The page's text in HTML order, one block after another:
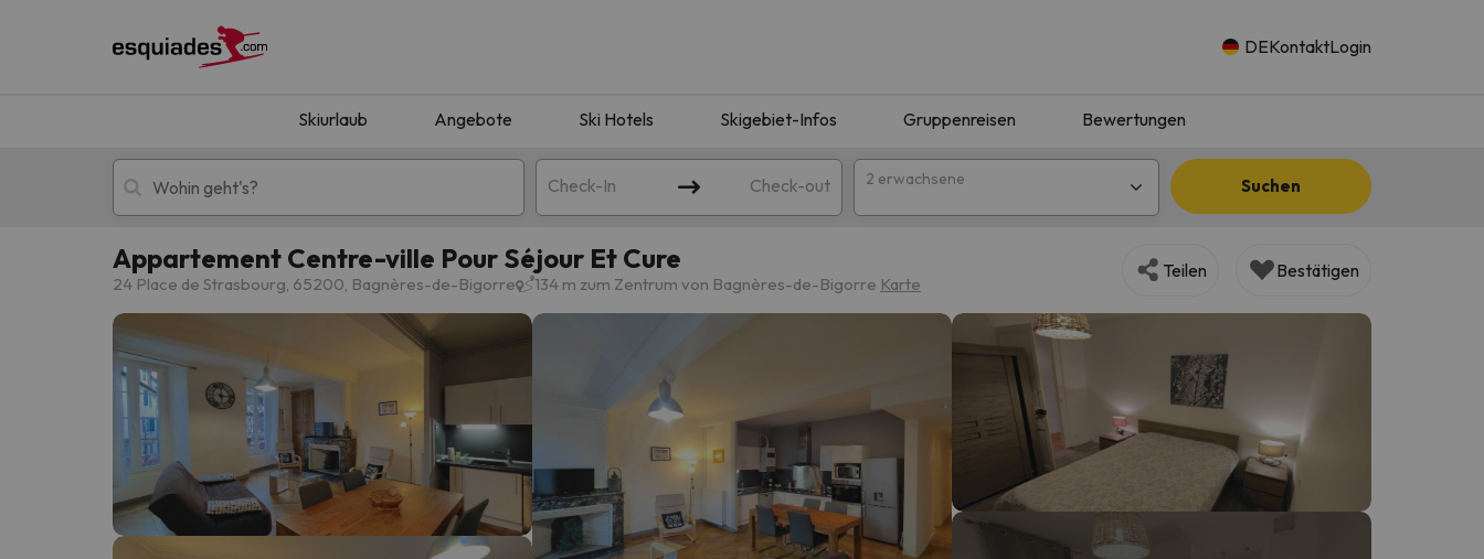
DEKontaktLogin
Skiurlaub Angebote Ski Hotels Skigebiet-Infos Gruppenreisen Bewertungen
Check-In Check-out 2 erwachsene Suchen
Skiurlaub Berghotels
Oops, wir haben keine Ergebnisse gefunden, die Ihrer Suche entsprechen. Versuchen Sie, das Ziel zu ändern.
Appartement Centre-ville Pour Séjour Et Cure
24 Place de Strasbourg, 65200, Bagnères-de-Bigorre 134 m zum Zentrum von Bagnères-de-Bigorre Karte
Teilen Bestätigen